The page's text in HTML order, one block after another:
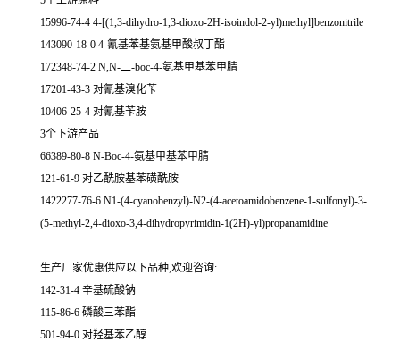
15996-74-4 4-[(1,3-dihydro-1,3-dioxo-2H-isoindol-2-yl)methyl]benzonitrile
143090-18-0 4-氰基苯基氨基甲酸叔丁酯
172348-74-2 N,N-二-boc-4-氨基甲基苯甲腈
17201-43-3 对氰基溴化苄
10406-25-4 对氰基苄胺
3个下游产品
66389-80-8 N-Boc-4-氨基甲基苯甲腈
121-61-9 对乙酰胺基苯磺酰胺
1422277-76-6 N1-(4-cyanobenzyl)-N2-(4-acetoamidobenzene-1-sulfonyl)-3-
(5-methyl-2,4-dioxo-3,4-dihydropyrimidin-1(2H)-yl)propanamidine
生产厂家优惠供应以下品种,欢迎咨询:
142-31-4 辛基硫酸钠
115-86-6 磷酸三苯酯
501-94-0 对羟基苯乙醇